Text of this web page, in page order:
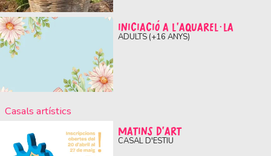
INICIACIÓ A L’AQUAREL·LA
ADULTS (+16 ANYS)
Casals artístics
MATINS D'ART
CASAL D'ESTIU